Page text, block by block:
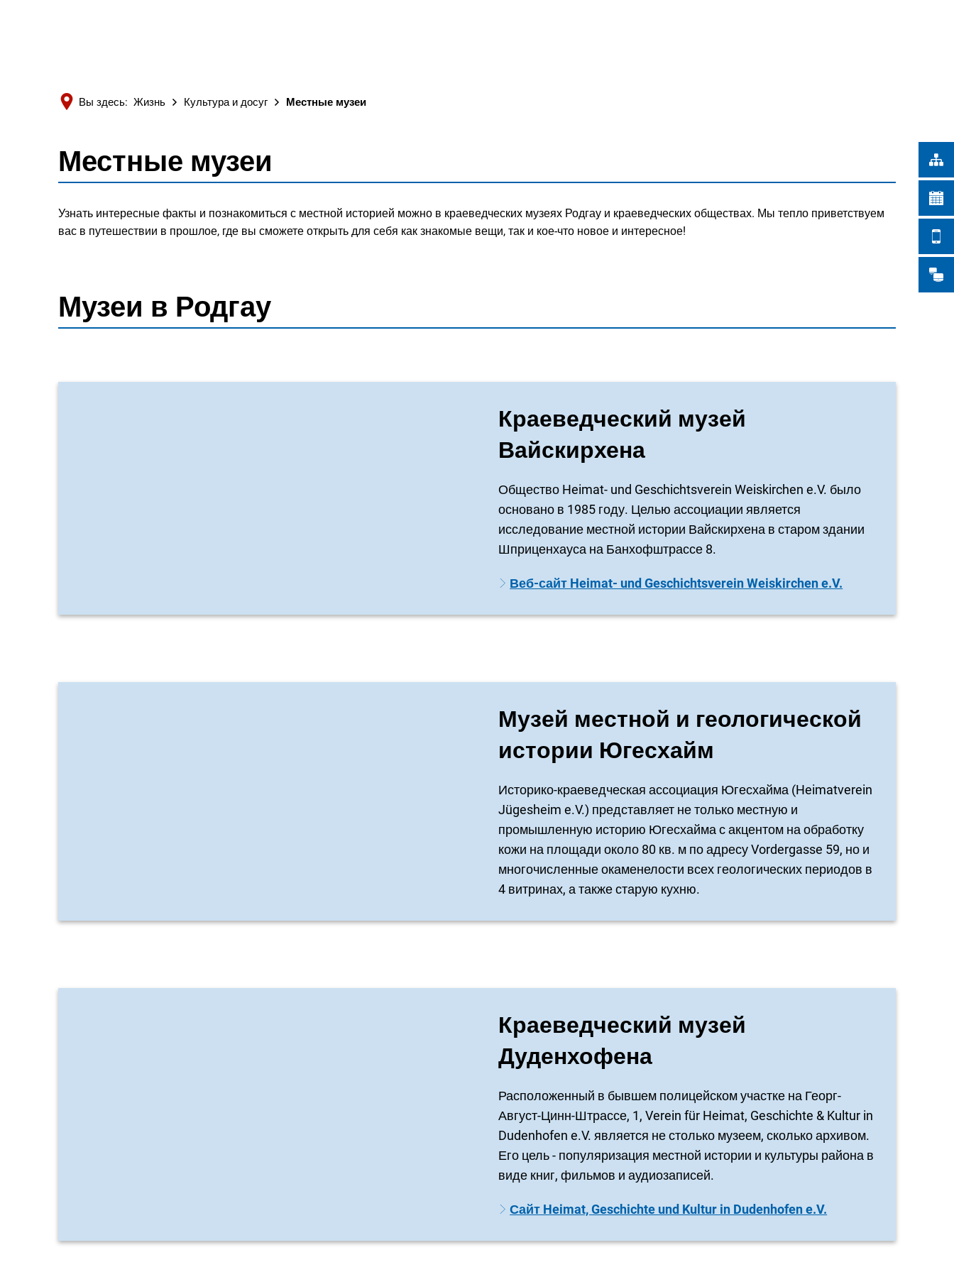
Вы здесь: Жизнь Культура и досуг Местные музеи
Местные
музеи
Местные музеи
Узнать интересные факты и познакомиться с местной историей можно в краеведческих музеях Родгау и краеведческих обществах. Мы тепло приветствуем
вас в путешествии в прошлое, где вы сможете открыть для себя как знакомые вещи, так и кое-что новое и интересное!
Музеи в Родгау
Краеведческий музей
Вайскирхена
Общество Heimat- und Geschichtsverein Weiskirchen e.V. было
основано в 1985 году. Целью ассоциации является
исследование местной истории Вайскирхена в старом здании
Шприценхауса на Банхофштрассе 8.
Веб-сайт Heimat- und Geschichtsverein Weiskirchen e.V.
Музей местной и геологической
истории Югесхайм
Историко-краеведческая ассоциация Югесхайма (Heimatverein
Jügesheim e.V.) представляет не только местную и
промышленную историю Югесхайма с акцентом на обработку
кожи на площади около 80 кв. м по адресу Vordergasse 59, но и
многочисленные окаменелости всех геологических периодов в
4 витринах, а также старую кухню.
Краеведческий музей
Дуденхофена
Расположенный в бывшем полицейском участке на Георг-
Август-Цинн-Штрассе, 1, Verein für Heimat, Geschichte & Kultur in
Dudenhofen e.V. является не столько музеем, сколько архивом.
Его цель - популяризация местной истории и культуры района в
виде книг, фильмов и аудиозаписей.
Сайт Heimat, Geschichte und Kultur in Dudenhofen e.V.